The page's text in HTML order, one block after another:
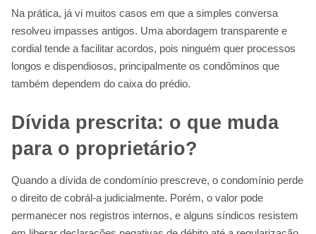
Na prática, já vi muitos casos em que a simples conversa
resolveu impasses antigos. Uma abordagem transparente e
cordial tende a facilitar acordos, pois ninguém quer processos
longos e dispendiosos, principalmente os condôminos que
também dependem do caixa do prédio.
Dívida prescrita: o que muda
para o proprietário?
Quando a dívida de condomínio prescreve, o condomínio perde
o direito de cobrál-a judicialmente. Porém, o valor pode
permanecer nos registros internos, e alguns síndicos resistem